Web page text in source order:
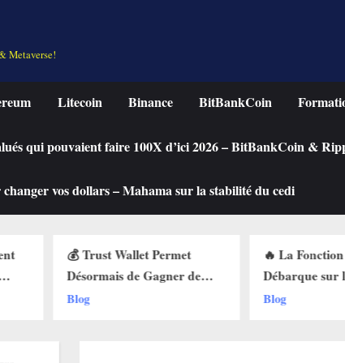
Metaverse!
Litecoin Binance BitBankCoin
qui pouvaient faire 100X d’ici 2026 – BitBankCoin &
vos dollars – Mahama sur la stabilité du cedi
🔥 La Fonction Sell Limit
Débarque sur les Wallets
Web3 : Voici Pourquoi Ça
Blog
🚨 Trust
Ordres Buy
Comment
Blog